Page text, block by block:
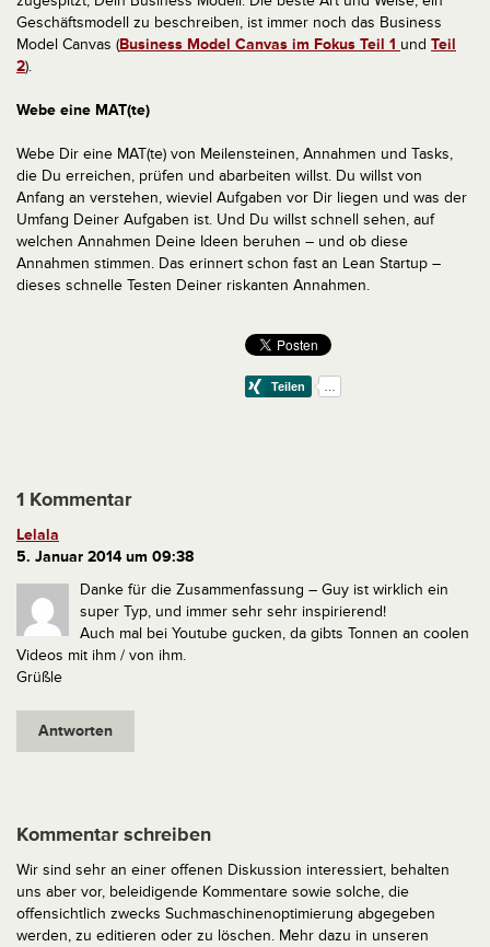
Geschäftsmodell zu beschreiben, ist immer noch das Business
Model Canvas (Business Model Canvas im Fokus Teil 1 und Teil
2).
Webe eine MAT(te)
Webe Dir eine MAT(te) von Meilensteinen, Annahmen und Tasks,
die Du erreichen, prüfen und abarbeiten willst. Du willst von
Anfang an verstehen, wieviel Aufgaben vor Dir liegen und was der
Umfang Deiner Aufgaben ist. Und Du willst schnell sehen, auf
welchen Annahmen Deine Ideen beruhen – und ob diese
Annahmen stimmen. Das erinnert schon fast an Lean Startup –
dieses schnelle Testen Deiner riskanten Annahmen.
1 Kommentar
Lelala
5. Januar 2014 um 09:38
Danke für die Zusammenfassung – Guy ist wirklich ein
super Typ, und immer sehr sehr inspirierend!
Auch mal bei Youtube gucken, da gibts Tonnen an coolen
Videos mit ihm / von ihm.
Grüßle
Antworten
Kommentar schreiben
Wir sind sehr an einer offenen Diskussion interessiert, behalten
uns aber vor, beleidigende Kommentare sowie solche, die
offensichtlich zwecks Suchmaschinenoptimierung abgegeben
werden, zu editieren oder zu löschen. Mehr dazu in unseren